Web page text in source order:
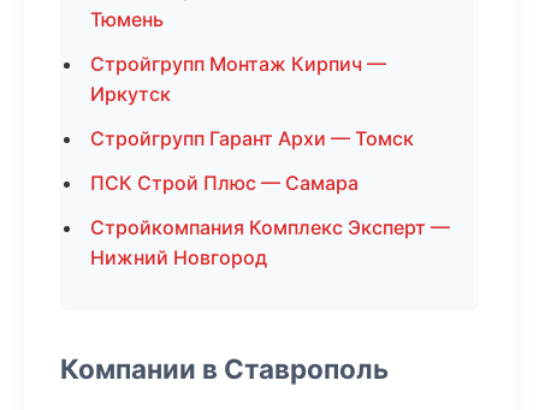
Тюмень
Стройгрупп Монтаж Кирпич —
Иркутск
Стройгрупп Гарант Архи — Томск
ПСК Строй Плюс — Самара
Стройкомпания Комплекс Эксперт —
Нижний Новгород
Компании в Ставрополь